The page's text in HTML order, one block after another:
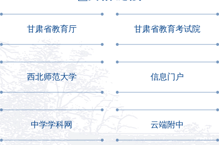
甘肃省教育厅 甘肃省教育考试院
西北师范大学 信息门户
中学学科网 云端附中